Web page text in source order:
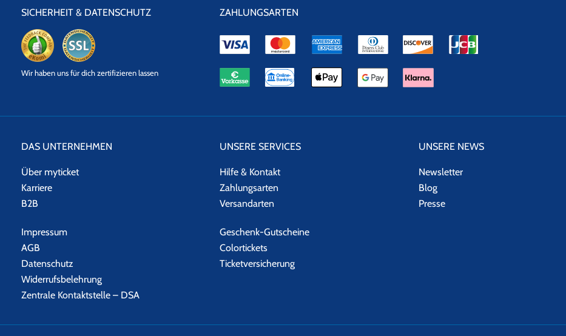
SICHERHEIT & DATENSCHUTZ
Datensicherheit
Wir haben uns für dich zertifizieren lassen
ZAHLUNGSARTEN
DAS UNTERNEHMEN
Über myticket
Karriere
B2B
Impressum
AGB
Datenschutz
Widerrufsbelehrung
Zentrale Kontaktstelle – DSA
UNSERE SERVICES
Hilfe & Kontakt
Zahlungsarten
Versandarten
Geschenk-Gutscheine
Colortickets
Ticketversicherung
UNSERE NEWS
Newsletter
Blog
Presse